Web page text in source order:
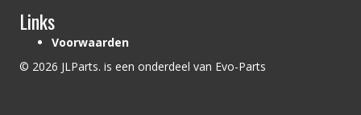
Links
Voorwaarden
© 2026 JLParts. is een onderdeel van Evo-Parts